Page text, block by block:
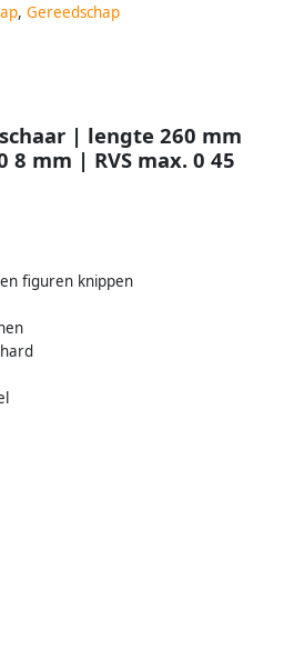
, Gereedschap
| lengte 260 mm
mm | RVS max. 0 45
figuren knippen